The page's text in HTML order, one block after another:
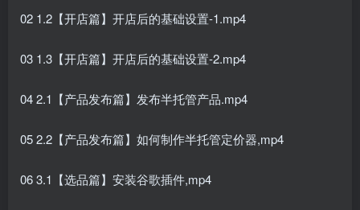
02 1.2【开店篇】开店后的基础设置-1.mp4
03 1.3【开店篇】开店后的基础设置-2.mp4
04 2.1【产品发布篇】发布半托管产品.mp4
05 2.2【产品发布篇】如何制作半托管定价器,mp4
06 3.1【选品篇】安装谷歌插件,mp4